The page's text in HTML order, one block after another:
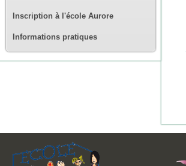
Inscription à l'école Aurore
Informations pratiques